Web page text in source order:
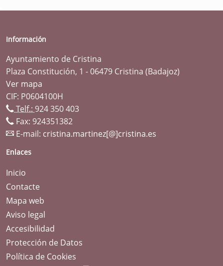
Información
Ayuntamiento de Cristina
Plaza Constitución, 1 - 06479 Cristina (Badajoz)
Ver mapa
CIF: P0604100H
Telf.: 924 350 403
Fax: 924351382
E-mail: cristina.martinez[@]cristina.es
Enlaces
Inicio
Contacte
Mapa web
Aviso legal
Accesibilidad
Protección de Datos
Política de Cookies